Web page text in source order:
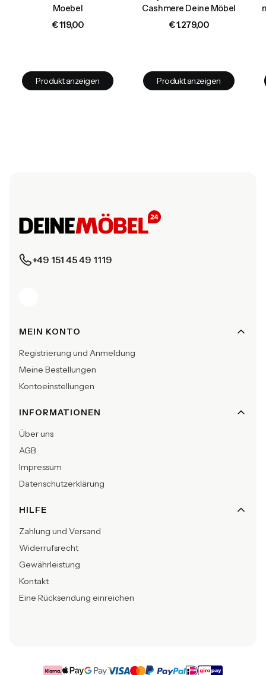
Moebel
Preis
€ 119,00
Produkt anzeigen
Cashmere Deine Möbel
Preis
€ 1.279,00
Produkt anzeigen
+49 151 45 49 1119
Fußzeilenmenü
MEIN KONTO
Registrierung und Anmeldung
Meine Bestellungen
Kontoeinstellungen
INFORMATIONEN
Über uns
AGB
Impressum
Datenschutzerklärung
HILFE
Zahlung und Versand
Widerrufsrecht
Gewährleistung
Kontakt
Eine Rücksendung einreichen